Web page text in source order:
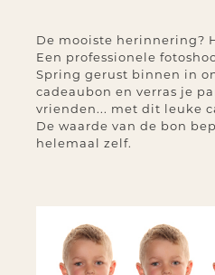
De mooiste herinnering?
Een professionele
Spring gerust binnen in
cadeaubon en verras je
vrienden... met dit leuke
De waarde van de bon
helemaal zelf.